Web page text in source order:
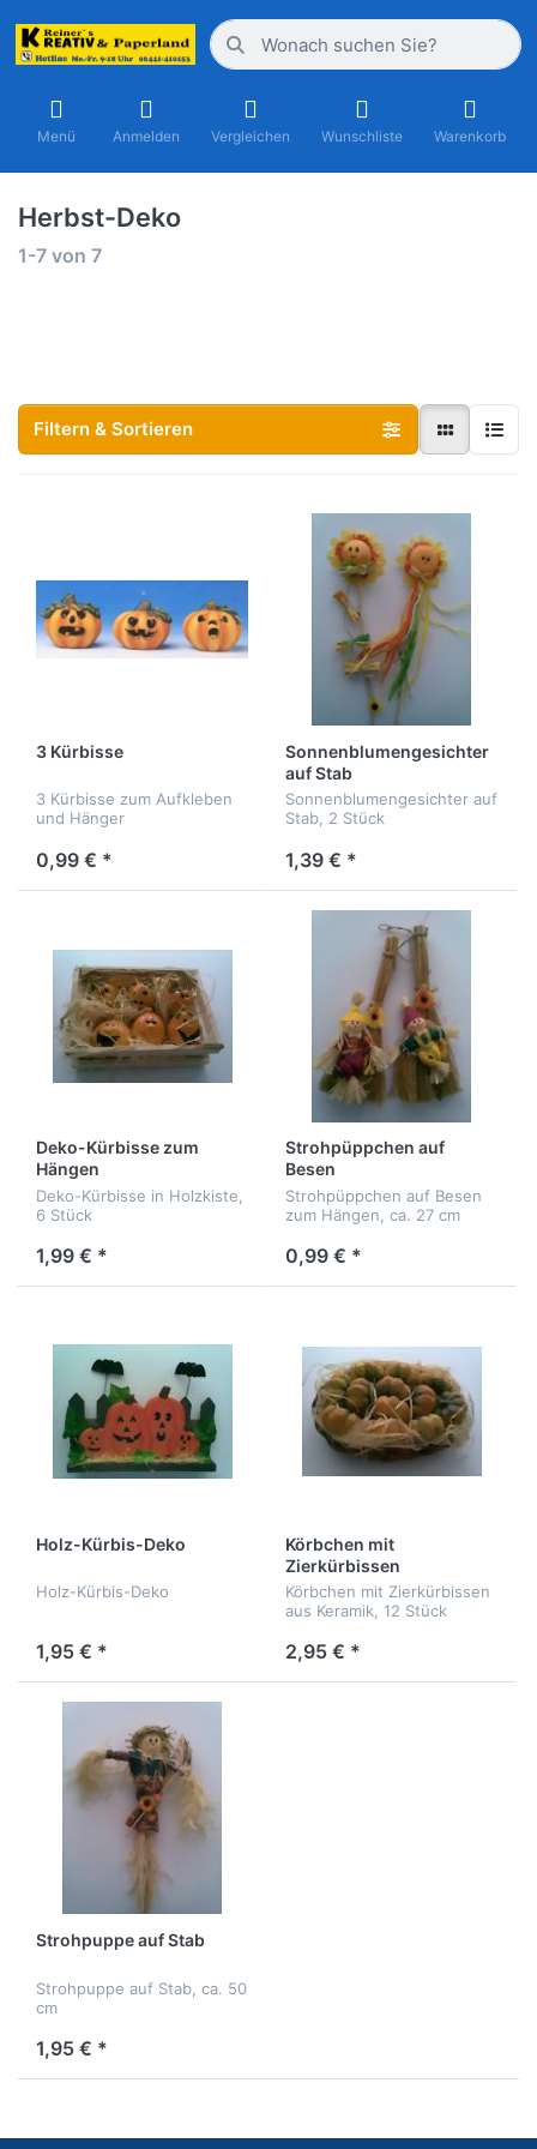
Menü Anmelden Vergleichen Wunschliste Warenkorb
Herbst-Deko
1-7 von 7
Filtern & Sortieren
3 Kürbisse
3 Kürbisse zum Aufkleben
und Hänger
0,99 € *
Sonnenblumengesichter
auf Stab
Sonnenblumengesichter auf
Stab, 2 Stück
1,39 € *
Deko-Kürbisse zum
Hängen
Deko-Kürbisse in Holzkiste,
6 Stück
1,99 € *
Strohpüppchen auf
Besen
Strohpüppchen auf Besen
zum Hängen, ca. 27 cm
0,99 € *
Holz-Kürbis-Deko
Holz-Kürbis-Deko
1,95 € *
Körbchen mit
Zierkürbissen
Körbchen mit Zierkürbissen
aus Keramik, 12 Stück
2,95 € *
Strohpuppe auf Stab
Strohpuppe auf Stab, ca. 50
cm
1,95 € *